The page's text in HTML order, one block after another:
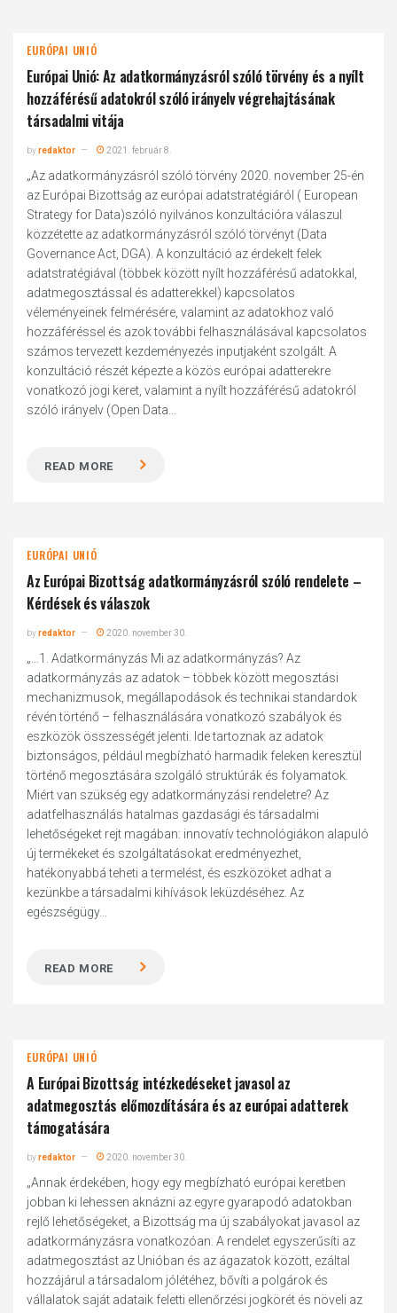
EURÓPAI UNIÓ
Európai Unió: Az adatkormányzásról szóló törvény és a nyílt
hozzáférésű adatokról szóló irányelv végrehajtásának
társadalmi vitája
byredaktor 2021. február 8.
„Az adatkormányzásról szóló törvény 2020. november 25-én
az Európai Bizottság az európai adatstratégiáról ( European
Strategy for Data)szóló nyilvános konzultációra válaszul
közzétette az adatkormányzásról szóló törvényt (Data
Governance Act, DGA). A konzultáció az érdekelt felek
adatstratégiával (többek között nyílt hozzáférésű adatokkal,
adatmegosztással és adatterekkel) kapcsolatos
véleményeinek felmérésére, valamint az adatokhoz való
hozzáféréssel és azok további felhasználásával kapcsolatos
számos tervezett kezdeményezés inputjaként szolgált. A
konzultáció részét képezte a közös európai adatterekre
vonatkozó jogi keret, valamint a nyílt hozzáférésű adatokról
szóló irányelv (Open Data...
READ MORE
EURÓPAI UNIÓ
Az Európai Bizottság adatkormányzásról szóló rendelete –
Kérdések és válaszok
byredaktor 2020. november 30.
„...1. Adatkormányzás Mi az adatkormányzás? Az
adatkormányzás az adatok – többek között megosztási
mechanizmusok, megállapodások és technikai standardok
révén történő – felhasználására vonatkozó szabályok és
eszközök összességét jelenti. Ide tartoznak az adatok
biztonságos, például megbízható harmadik feleken keresztül
történő megosztására szolgáló struktúrák és folyamatok.
Miért van szükség egy adatkormányzási rendeletre? Az
adatfelhasználás hatalmas gazdasági és társadalmi
lehetőségeket rejt magában: innovatív technológiákon alapuló
új termékeket és szolgáltatásokat eredményezhet,
hatékonyabbá teheti a termelést, és eszközöket adhat a
kezünkbe a társadalmi kihívások leküzdéséhez. Az
egészségügy...
READ MORE
EURÓPAI UNIÓ
A Európai Bizottság intézkedéseket javasol az
adatmegosztás előmozdítására és az európai adatterek
támogatására
byredaktor 2020. november 30.
„Annak érdekében, hogy egy megbízható európai keretben
jobban ki lehessen aknázni az egyre gyarapodó adatokban
rejlő lehetőségeket, a Bizottság ma új szabályokat javasol az
adatkormányzásra vonatkozóan. A rendelet egyszerűsíti az
adatmegosztást az Unióban és az ágazatok között, ezáltal
hozzájárul a társadalom jólétéhez, bővíti a polgárok és
vállalatok saját adataik feletti ellenőrzési jogkörét és növeli az